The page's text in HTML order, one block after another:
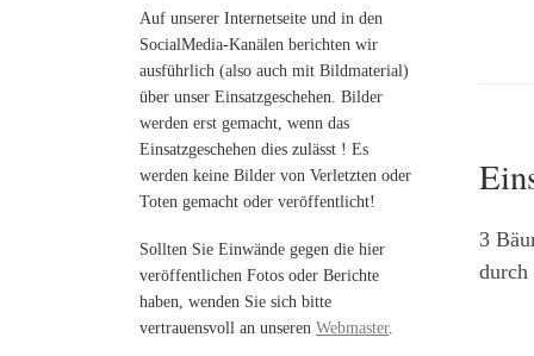
3
durch
Auf unserer Internetseite und in den
SocialMedia-Kanälen berichten wir
ausführlich (also auch mit Bildmaterial)
über unser Einsatzgeschehen. Bilder
werden erst gemacht, wenn das
Einsatzgeschehen dies zulässt ! Es
werden keine Bilder von Verletzten oder
Toten gemacht oder veröffentlicht!
Sollten Sie Einwände gegen die hier
veröffentlichen Fotos oder Berichte
haben, wenden Sie sich bitte
vertrauensvoll an unseren Webmaster.